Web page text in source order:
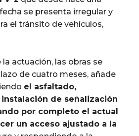
se presenta irregular y
el tránsito de vehículos,
actuación, las obras se
de cuatro meses, añade
el asfaltado,
de señalización
por completo el actual
un acceso ajustado a la